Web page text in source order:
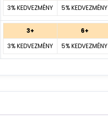
nuvarande
€.
3% KEDVEZMÉNY
5% KEDVEZMÉNY
Det
nuvarande
3+ 6+
3% KEDVEZMÉNY
5% KEDVEZMÉNY